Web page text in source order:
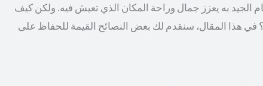
الجيد به يعزز جمال وراحة المكان الذي تعيش فيه. ولكن كيف
في هذا المقال، سنقدم لك بعض النصائح القيمة للحفاظ على